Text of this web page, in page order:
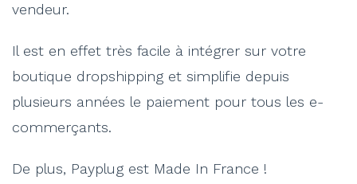
vendeur.
Il est en effet très facile à intégrer sur votre
boutique dropshipping et simplifie depuis
plusieurs années le paiement pour tous les e-
commerçants.
De plus, Payplug est Made In France !